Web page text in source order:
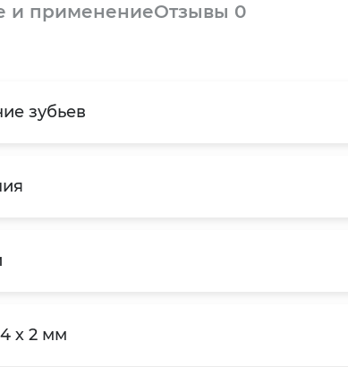
и применениеОтзывы 0
зубьев
х 2 мм